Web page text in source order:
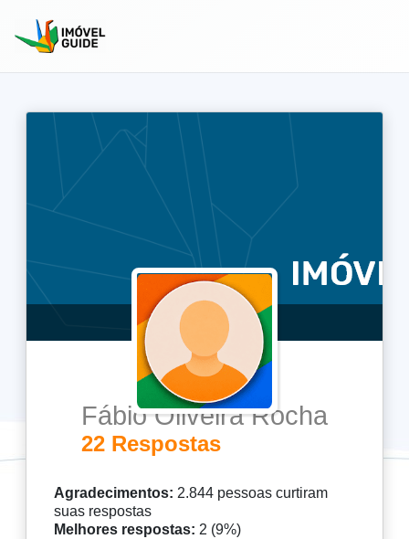
Fábio Oliveira Rocha
22 Respostas
Agradecimentos: 2.844 pessoas curtiram
suas respostas
Melhores respostas: 2 (9%)